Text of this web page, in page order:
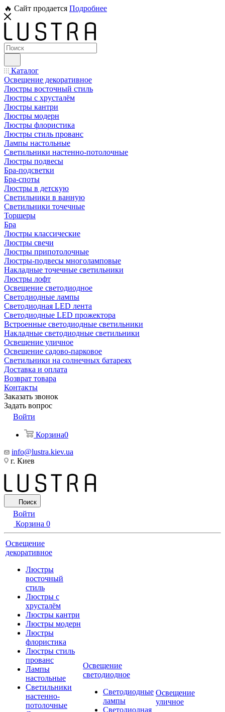
🔥 Сайт продается Подробнее
Каталог
Освещение декоративное
Люстры восточный стиль
Люстры с хрусталём
Люстры кантри
Люстры модерн
Люстры флористика
Люстры стиль прованс
Лампы настольные
Светильники настенно-потолочные
Люстры подвесы
Бра-подсветки
Бра-споты
Люстры в детскую
Светильники в ванную
Светильники точечные
Торшеры
Бра
Люстры классические
Люстры свечи
Люстры припотолочные
Люстры-подвесы многоламповые
Накладные точечные светильники
Люстры лофт
Освещение светодиодное
Светодиодные лампы
Светодиодная LED лента
Светодиодные LED прожектора
Встроенные светодиодные светильники
Накладные светодиодные светильники
Освещение уличное
Освещение садово-парковое
Светильники на солнечных батареях
Доставка и оплата
Возврат товара
Контакты
Заказать звонок
Задать вопрос
Войти
Корзина0
info@lustra.kiev.ua
г. Киев
Поиск
Войти
Корзина 0
Освещение
декоративное
Люстры
восточный
стиль
Люстры с
хрусталём
Люстры кантри
Люстры модерн
Люстры
флористика
Люстры стиль
прованс
Лампы
настольные
Светильники
настенно-
потолочные
Освещение
светодиодное
Светодиодные
лампы
Светодиодная
Освещение
уличное